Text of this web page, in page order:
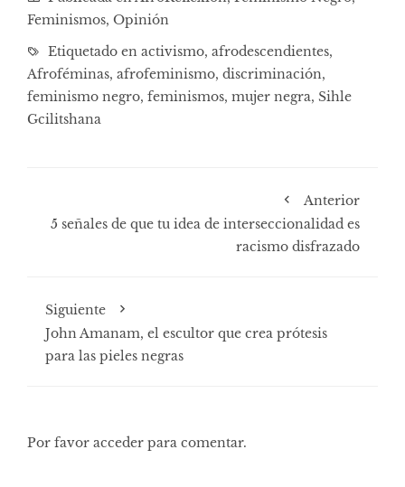
Feminismos, Opinión
Etiquetado en activismo, afrodescendientes,
Afroféminas, afrofeminismo, discriminación,
feminismo negro, feminismos, mujer negra, Sihle
Gcilitshana
Anterior
5 señales de que tu idea de interseccionalidad es
racismo disfrazado
Siguiente
John Amanam, el escultor que crea prótesis
para las pieles negras
Por favor acceder para comentar.